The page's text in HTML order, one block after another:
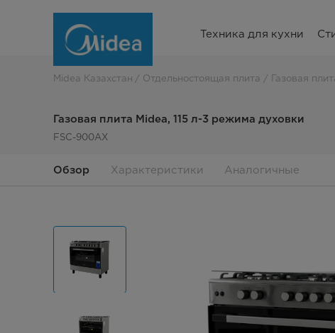
Газовая
Midea
Техника для кухни
Midea Казахстан Отдельностоящая плита Газовая
Газовая плита Midea, 115 л-3 режима духовки
FSC-900AX
Обзор Характеристики Аналогичные